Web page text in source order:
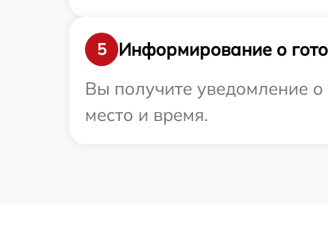
5
Информирование о
Вы получите уведомление
место и время.